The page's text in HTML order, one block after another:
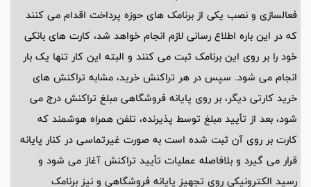
فعالسازی و نصب یکی از برنامک های حوزه پرداخت اقدام می کنند
که در این باره اطلاع رسانی لازم انجام خواهد شد، کارت های بانکی
خود را بر روی این برنامک ثبت می کنند و البته این کار تنها یک بار
انجام می شود. سپس در هر تراکنش خرید، مشابه تراکنش های
خرید کارتی دیگر، بر روی پایانه فروشگاهی مبلغ تراکنش درج می
شود، بعد از تأیید مبلغ توسط پذیرنده، تلفن همراه هوشمند که
کارت بر روی آن ثبت شده است به صورت غیرتماسی در کنار پایانه
قرار می گیرد و بلافاصله عملیات تأیید تراکنش آغاز می شود و
رسید الکترونیکی روی تجهیز پایانه فروشگاهی و نیز برنامک